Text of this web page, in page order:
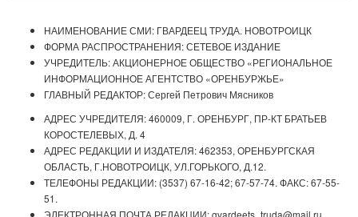
НАИМЕНОВАНИЕ СМИ: ГВАРДЕЕЦ ТРУДА. НОВОТРОИЦК
ФОРМА РАСПРОСТРАНЕНИЯ: СЕТЕВОЕ ИЗДАНИЕ
УЧРЕДИТЕЛЬ: АКЦИОНЕРНОЕ ОБЩЕСТВО «РЕГИОНАЛЬНОЕ
ИНФОРМАЦИОННОЕ АГЕНТСТВО «ОРЕНБУРЖЬЕ»
ГЛАВНЫЙ РЕДАКТОР: Сергей Петрович Мясников
АДРЕС УЧРЕДИТЕЛЯ: 460009, Г. ОРЕНБУРГ, ПР-КТ БРАТЬЕВ
КОРОСТЕЛЕВЫХ, Д. 4
АДРЕС РЕДАКЦИИ И ИЗДАТЕЛЯ: 462353, ОРЕНБУРГСКАЯ
ОБЛАСТЬ, Г.НОВОТРОИЦК, УЛ.ГОРЬКОГО, Д.12.
ТЕЛЕФОНЫ РЕДАКЦИИ: (3537) 67-16-42; 67-57-74. ФАКС: 67-55-
51.
ЭЛЕКТРОННАЯ ПОЧТА РЕДАКЦИИ: gvardeets_truda@mail.ru